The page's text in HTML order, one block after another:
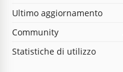
Ultimo aggiornamento
Community
Statistiche di utilizzo